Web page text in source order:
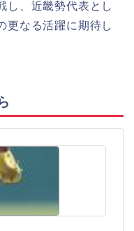
し、近畿勢代表とし
更なる活躍に期待し